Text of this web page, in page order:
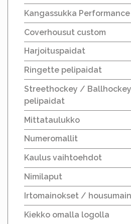
Kangassukka
Coverhousut custom
Harjoituspaidat
Ringette pelipaidat
Streethockey /
pelipaidat
Mittataulukko
Numeromallit
Kaulus vaihtoehdot
Nimilaput
Irtomainokset /
Kiekko omalla logolla